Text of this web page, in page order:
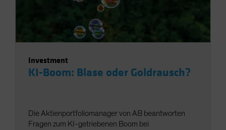
Investment
KI-Boom: Blase oder Goldrausch?
Die Aktienportfoliomanager von AB beantworten
Fragen zum KI-getriebenen Boom bei